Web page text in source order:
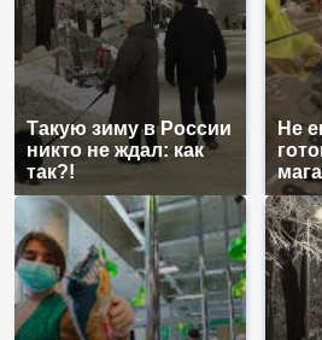
Такую зиму в России
никто не ждал: как
так?!
Не